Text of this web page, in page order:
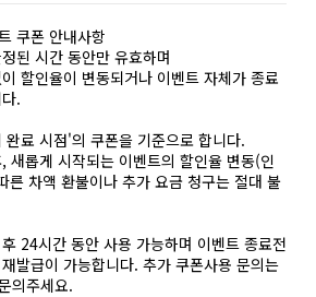
쿠폰 안내사항
된 시간 동안만 유효하며
할인율이 변동되거나 이벤트 자체가 종료
.
완료 시점'의 쿠폰을 기준으로 합니다.
새롭게 시작되는 이벤트의 할인율 변동(인
른 차액 환불이나 추가 요금 청구는 절대 불
24시간 동안 사용 가능하며 이벤트 종료전
발급이 가능합니다. 추가 쿠폰사용 문의는
의주세요.